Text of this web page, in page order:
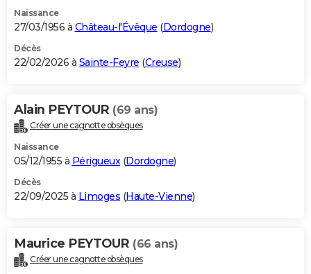
Dictionnaire
Biographies
Citations
Expressions
Proverbes
PROGRAMME TV
S'inscrire
Se connecter
Lycées
Collèges
Primaires
Universités
Entreprises
Service militaire
Avis de recherche
AVIS DE DÉCÈS
Bricolage
Lifestyle
Culture
Sport
Auto
Television
Voyage
Cinema
Naissance
27/03/1956 à Château-l'Évêque (Dordogne)
Décès
22/02/2026 à Sainte-Feyre (Creuse)
Alain PEYTOUR (69 ans)
Créer une cagnotte obsèques
Naissance
05/12/1955 à Périgueux(Dordogne)
Décès
22/09/2025 à Limoges (Haute-Vienne)
Maurice PEYTOUR (66 ans)
Créer une cagnotte obsèques